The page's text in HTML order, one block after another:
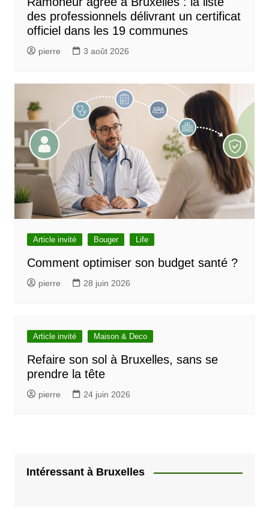
des professionnels délivrant un certificat
officiel dans les 19 communes
pierre 3 août 2026
Article invité Bouger Life
Comment optimiser son budget santé ?
pierre 28 juin 2026
Article invité Maison & Deco
Refaire son sol à Bruxelles, sans se
prendre la tête
pierre 24 juin 2026
Intéressant à Bruxelles